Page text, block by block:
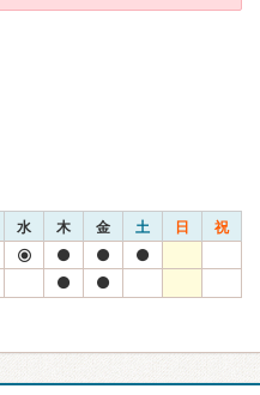
水 木 金 土 日 祝